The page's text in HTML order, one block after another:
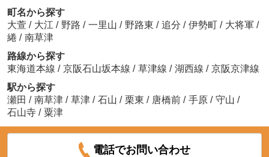
町名から探す
大萱 / 大江 / 野路 / 一里山 / 野路東 / 追分 / 伊勢町 / 大将軍 /
綣 / 南草津
路線から探す
東海道本線 / 京阪石山坂本線 / 草津線 / 湖西線 / 京阪京津線
駅から探す
瀬田 / 南草津 / 草津 / 石山 / 栗東 / 唐橋前 / 手原 / 守山 /
石山寺 / 粟津
電話でお問い合わせ